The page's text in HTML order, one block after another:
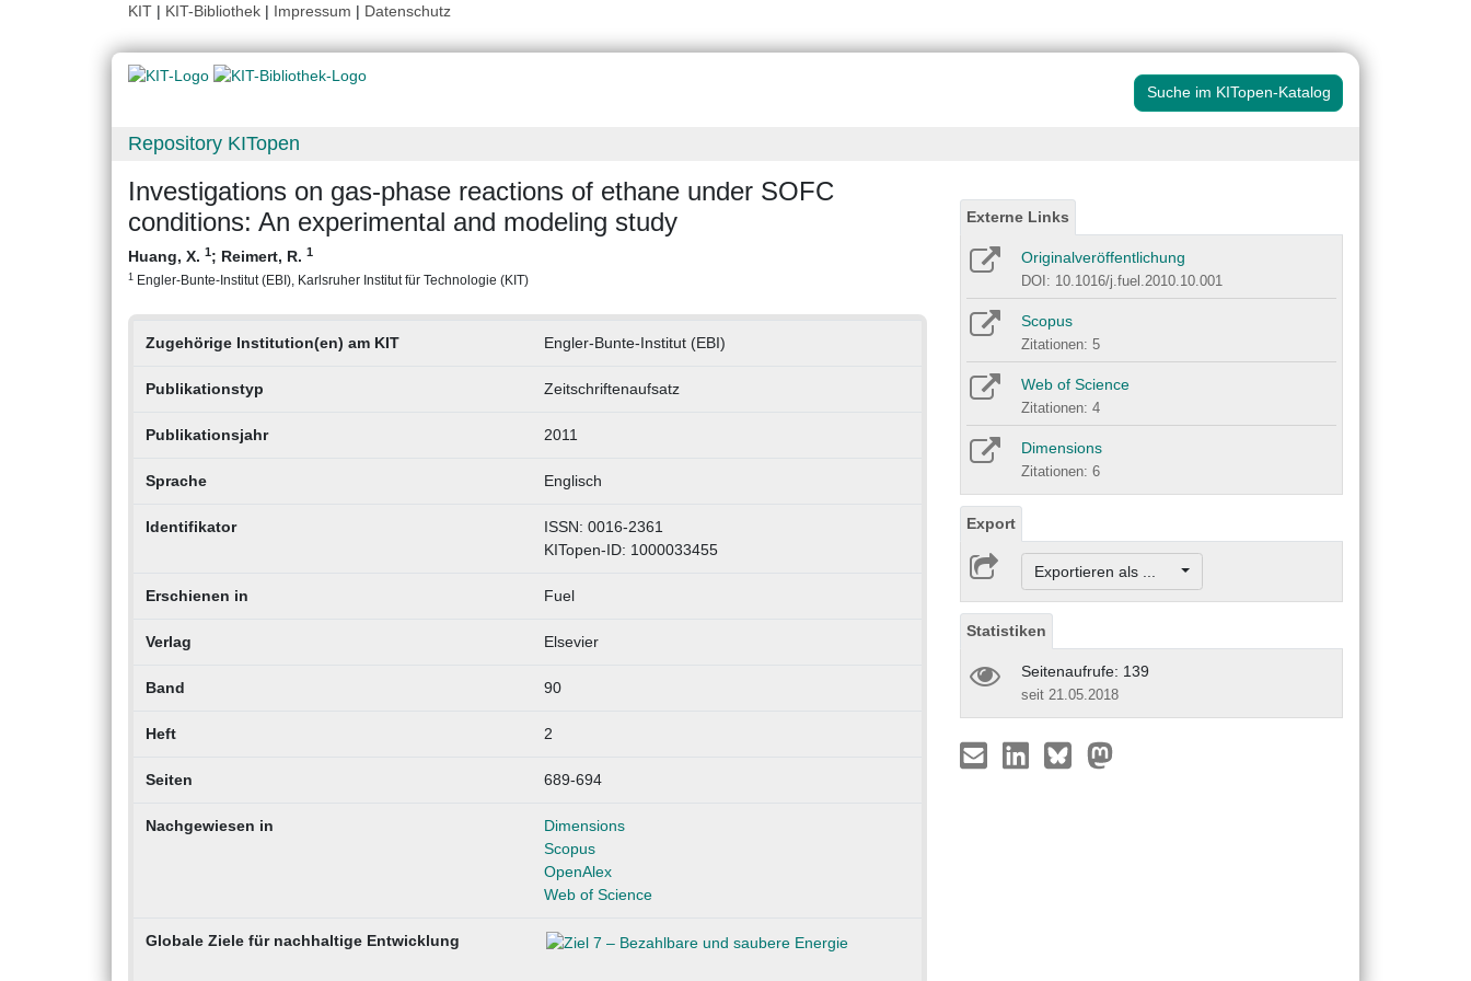
KIT | KIT-Bibliothek | Impressum | Datenschutz
Suche im KITopen-Katalog
Repository KITopen
Investigations on gas-phase reactions of ethane under SOFC
conditions: An experimental and modeling study
Huang, X. 1; Reimert, R. 1
1 Engler-Bunte-Institut (EBI), Karlsruher Institut für Technologie (KIT)
Zugehörige Institution(en) am KIT Engler-Bunte-Institut (EBI)
Publikationstyp Zeitschriftenaufsatz
Publikationsjahr 2011
Sprache Englisch
Identifikator
ISSN: 0016-2361
KITopen-ID: 1000033455
Erschienen in Fuel
Verlag Elsevier
Band 90
Heft 2
Seiten 689-694
Nachgewiesen in
Dimensions
Scopus
OpenAlex
Web of Science
Globale Ziele für nachhaltige Entwicklung
Externe Links
Originalveröffentlichung
DOI: 10.1016/j.fuel.2010.10.001
Scopus
Zitationen: 5
Web of Science
Zitationen: 4
Dimensions
Zitationen: 6
Export
Exportieren als ...
Statistiken
Seitenaufrufe: 139
seit 21.05.2018